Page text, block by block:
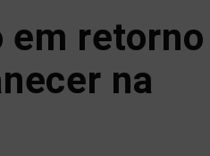
em retorno
na